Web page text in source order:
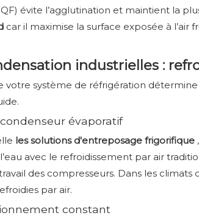
évite l’agglutination et maintient la
car il maximise la surface exposée à l’air
industrielles :
votre système de réfrigération
évaporatif
les solutions d'entreposage frigorifique
avec le refroidissement par air
des compresseurs. Dans les climats
par air.
constant